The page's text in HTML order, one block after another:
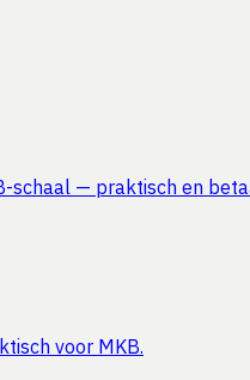
schaal — praktisch en
voor MKB.